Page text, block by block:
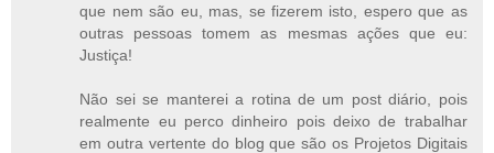
que nem são eu, mas, se fizerem isto, espero que as
outras pessoas tomem as mesmas ações que eu:
Justiça!
Não sei se manterei a rotina de um post diário, pois
realmente eu perco dinheiro pois deixo de trabalhar
em outra vertente do blog que são os Projetos Digitais